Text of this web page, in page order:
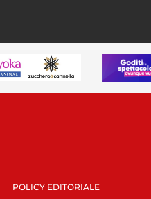
POLICY EDITORIALE